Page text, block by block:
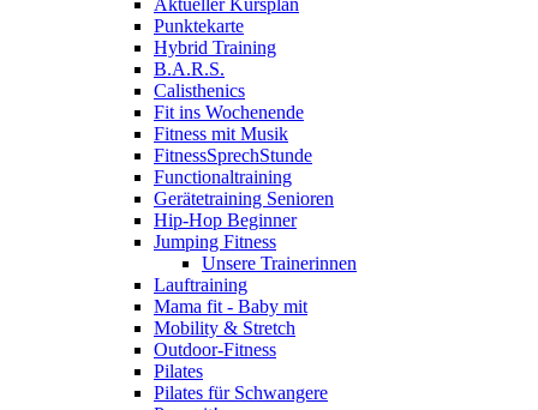
Aktueller Kursplan
Punktekarte
Hybrid Training
B.A.R.S.
Calisthenics
Fit ins Wochenende
Fitness mit Musik
FitnessSprechStunde
Functionaltraining
Gerätetraining Senioren
Hip-Hop Beginner
Jumping Fitness
Unsere Trainerinnen
Lauftraining
Mama fit - Baby mit
Mobility & Stretch
Outdoor-Fitness
Pilates
Pilates für Schwangere